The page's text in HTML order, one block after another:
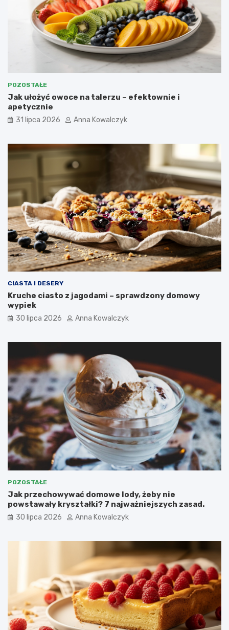
POZOSTAŁE
Jak ułożyć owoce na talerzu – efektownie i
apetycznie
31 lipca 2026 Anna Kowalczyk
CIASTA I DESERY
Kruche ciasto z jagodami – sprawdzony domowy
wypiek
30 lipca 2026 Anna Kowalczyk
POZOSTAŁE
Jak przechowywać domowe lody, żeby nie
powstawały kryształki? 7 najważniejszych zasad.
30 lipca 2026 Anna Kowalczyk